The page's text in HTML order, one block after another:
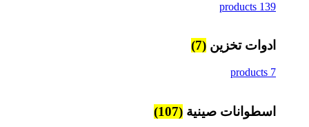
139 products
ادوات تخزين (7)
7 products
اسطوانات صينية (107)